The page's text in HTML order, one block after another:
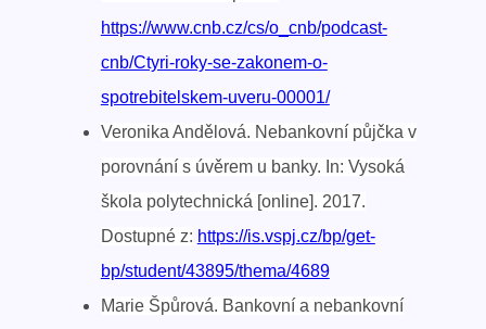
https://www.cnb.cz/cs/o_cnb/podcast-
cnb/Ctyri-roky-se-zakonem-o-
spotrebitelskem-uveru-00001/
Veronika Andělová. Nebankovní půjčka v
porovnání s úvěrem u banky. In: Vysoká
škola polytechnická [online]. 2017.
Dostupné z: https://is.vspj.cz/bp/get-
bp/student/43895/thema/4689
Marie Špůrová. Bankovní a nebankovní